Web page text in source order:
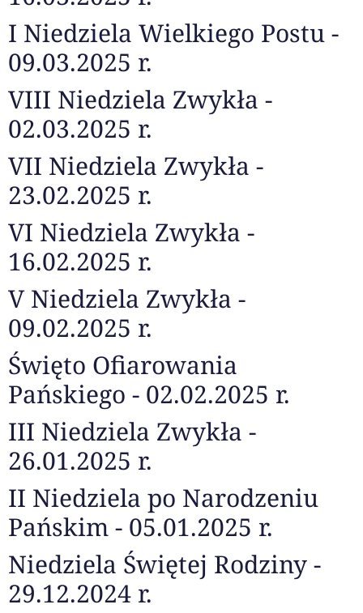
I Niedziela Wielkiego Postu -
09.03.2025 r.
VIII Niedziela Zwykła -
02.03.2025 r.
VII Niedziela Zwykła -
23.02.2025 r.
VI Niedziela Zwykła -
16.02.2025 r.
V Niedziela Zwykła -
09.02.2025 r.
Święto Ofiarowania
Pańskiego - 02.02.2025 r.
III Niedziela Zwykła -
26.01.2025 r.
II Niedziela po Narodzeniu
Pańskim - 05.01.2025 r.
Niedziela Świętej Rodziny -
29.12.2024 r.